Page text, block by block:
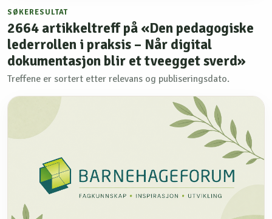
SØKERESULTAT
2664 artikkeltreff på «Den pedagogiske
lederrollen i praksis – Når digital
dokumentasjon blir et tveegget sverd»
Treffene er sortert etter relevans og publiseringsdato.